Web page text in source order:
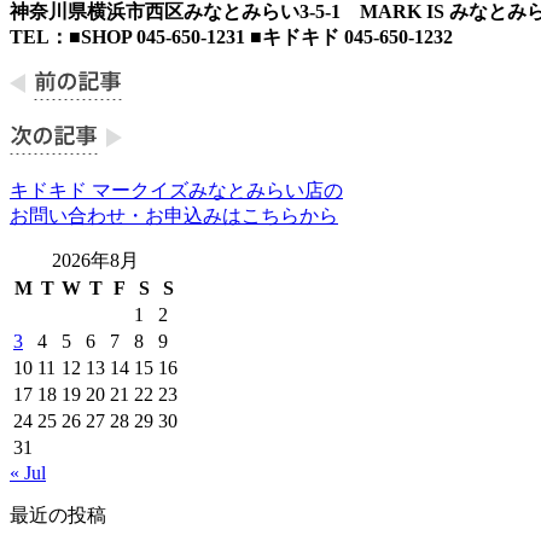
神奈川県横浜市西区みなとみらい3-5-1 MARK IS みなとみ
TEL：■SHOP 045-650-1231 ■キドキド 045-650-1232
キドキド マークイズみなとみらい店の
お問い合わせ・お申込みはこちらから
2026年8月
M T W T F S
S
1
2
3
4 5 6 7 8
9
10 11 12 13 14 15 16
17 18 19 20 21 22 23
24 25 26 27 28 29 30
31
« Jul
最近の投稿